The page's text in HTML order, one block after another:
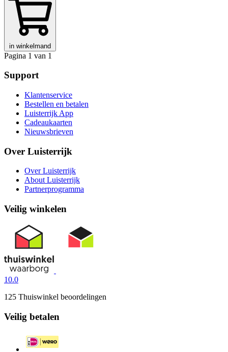
in winkelmand
Pagina 1 van 1
Support
Klantenservice
Bestellen en betalen
Luisterrijk App
Cadeaukaarten
Nieuwsbrieven
Over Luisterrijk
Over Luisterrijk
About Luisterrijk
Partnerprogramma
Veilig winkelen
10.0
125 Thuiswinkel beoordelingen
Veilig betalen